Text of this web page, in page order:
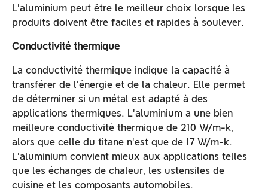
L'aluminium peut être le meilleur choix lorsque les
produits doivent être faciles et rapides à soulever.
Conductivité thermique
La conductivité thermique indique la capacité à
transférer de l'énergie et de la chaleur. Elle permet
de déterminer si un métal est adapté à des
applications thermiques. L'aluminium a une bien
meilleure conductivité thermique de 210 W/m-k,
alors que celle du titane n'est que de 17 W/m-k.
L'aluminium convient mieux aux applications telles
que les échanges de chaleur, les ustensiles de
cuisine et les composants automobiles.